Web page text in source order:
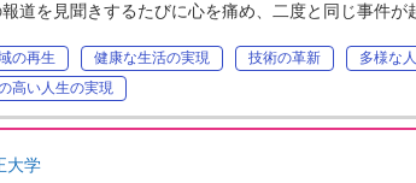
道を見聞きするたびに心を痛め、二度と同じ事件が
の再生 健康な生活の実現 技術の革新
多様な
高い人生の実現
大学